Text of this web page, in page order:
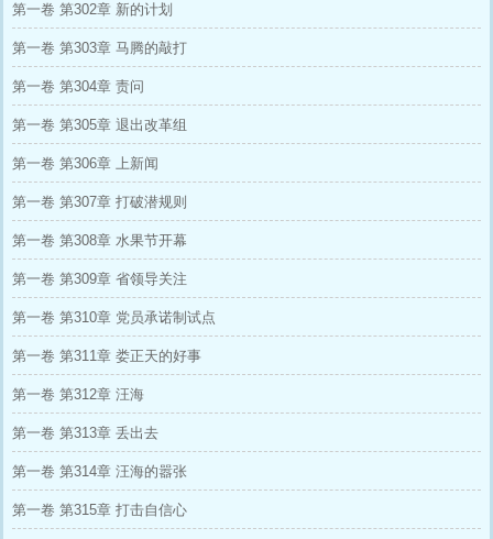
第一卷 第302章 新的计划
第一卷 第303章 马腾的敲打
第一卷 第304章 责问
第一卷 第305章 退出改革组
第一卷 第306章 上新闻
第一卷 第307章 打破潜规则
第一卷 第308章 水果节开幕
第一卷 第309章 省领导关注
第一卷 第310章 党员承诺制试点
第一卷 第311章 娄正天的好事
第一卷 第312章 汪海
第一卷 第313章 丢出去
第一卷 第314章 汪海的嚣张
第一卷 第315章 打击自信心